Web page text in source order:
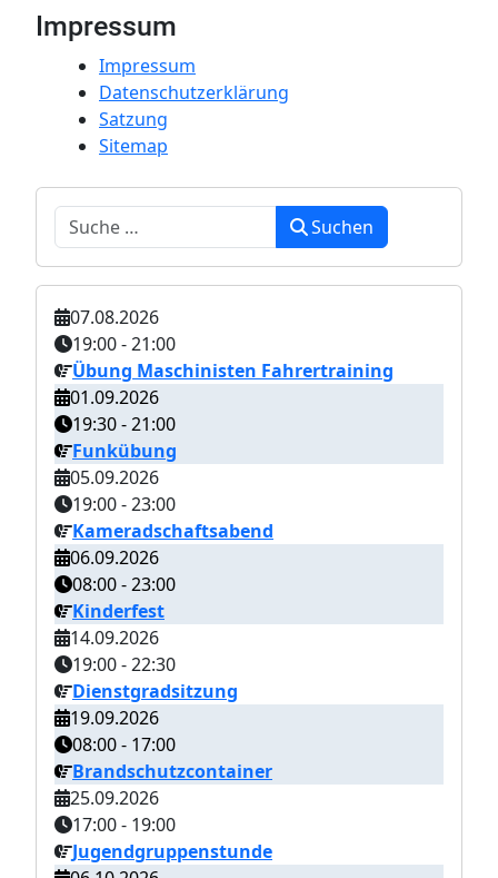
Impressum
Impressum
Datenschutzerklärung
Satzung
Sitemap
Suchen Suchen
07.08.2026
19:00-21:00
Übung Maschinisten Fahrertraining
01.09.2026
19:30-21:00
Funkübung
05.09.2026
19:00-23:00
Kameradschaftsabend
06.09.2026
08:00-23:00
Kinderfest
14.09.2026
19:00-22:30
Dienstgradsitzung
19.09.2026
08:00- 17:00
Brandschutzcontainer
25.09.2026
17:00- 19:00
Jugendgruppenstunde